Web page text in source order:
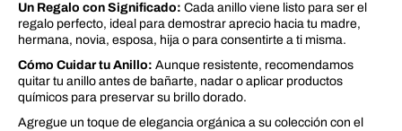
Un Regalo con Significado: Cada anillo viene listo para ser el
regalo perfecto, ideal para demostrar aprecio hacia tu madre,
hermana, novia, esposa, hija o para consentirte a ti misma.
Cómo Cuidar tu Anillo: Aunque resistente, recomendamos
quitar tu anillo antes de bañarte, nadar o aplicar productos
químicos para preservar su brillo dorado.
Agregue un toque de elegancia orgánica a su colección con el